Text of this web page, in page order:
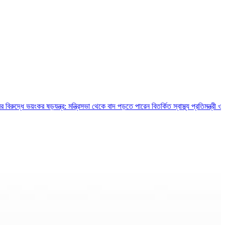
ভয়ংকর ষড়যন্ত্র: মন্ত্রিসভা থেকে বাদ পড়তে পারেন বিতর্কিত স্বাস্থ্য প্রতিমন্ত্রী ও